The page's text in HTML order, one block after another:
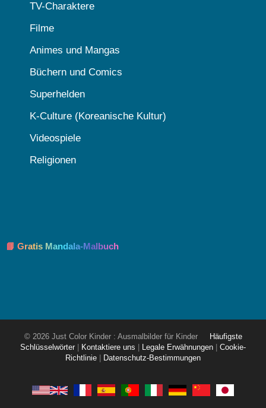
TV-Charaktere
Filme
Animes und Mangas
Büchern und Comics
Superhelden
K-Culture (Koreanische Kultur)
Videospiele
Religionen
📘 Gratis Mandala-Malbuch
© 2026 Just Color Kinder : Ausmalbilder für Kinder
Häufigste
Schlüsselwörter
Kontaktiere uns Legale Erwähnungen
Cookie-
Richtlinie
Datenschutz-Bestimmungen